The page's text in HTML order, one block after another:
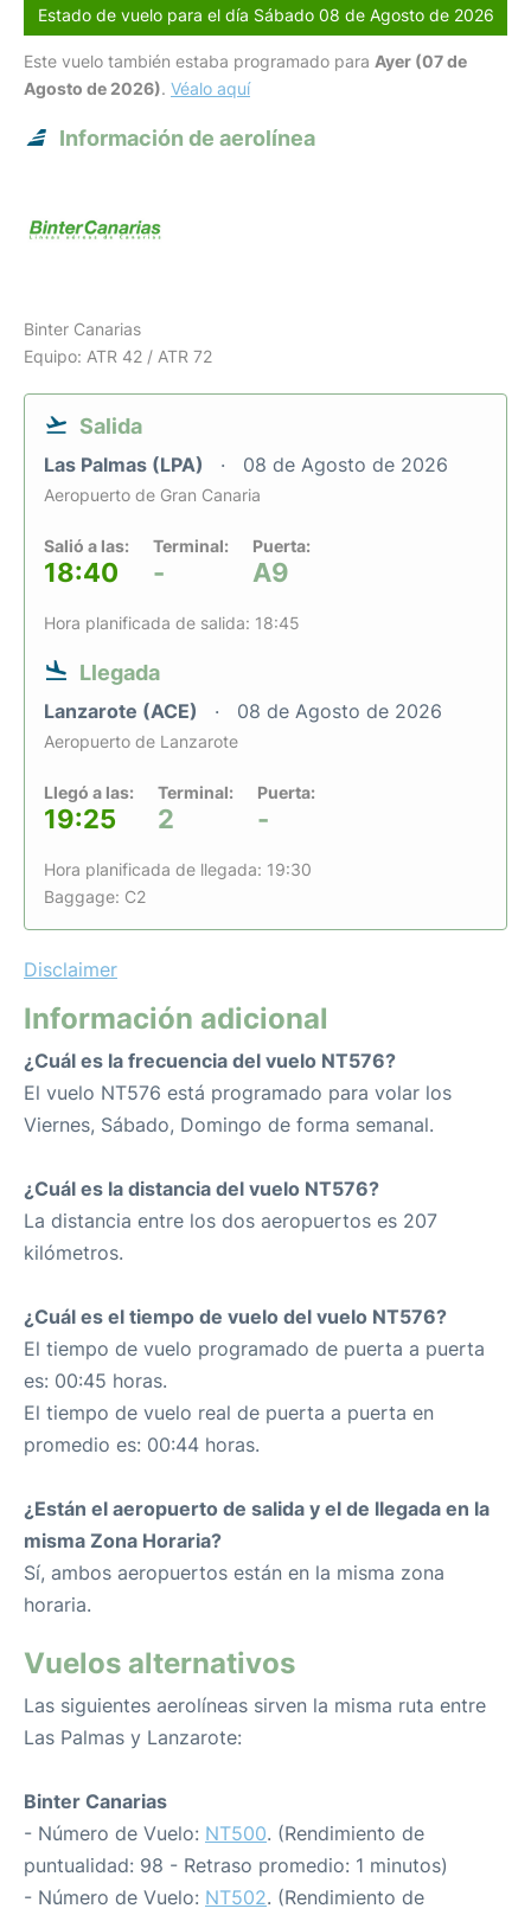
Estado de vuelo para el día Sábado 08 de Agosto de 2026
Este vuelo también estaba programado para Ayer (07 de
Agosto de 2026). Véalo aquí
Información de aerolínea
Binter Canarias
Equipo: ATR 42 / ATR 72
Salida
Las Palmas (LPA) 08 de Agosto de 2026
Aeropuerto de Gran Canaria
Salió a las:
18:40
Terminal:
-
Puerta:
A9
Hora planificada de salida: 18:45
Llegada
Lanzarote (ACE) 08 de Agosto de 2026
Aeropuerto de Lanzarote
Llegó a las:
19:25
Terminal:
2
Puerta:
-
Hora planificada de llegada: 19:30
Baggage: C2
Disclaimer
Información adicional
¿Cuál es la frecuencia del vuelo NT576?
El vuelo NT576 está programado para volar los
Viernes, Sábado, Domingo de forma semanal.
¿Cuál es la distancia del vuelo NT576?
La distancia entre los dos aeropuertos es 207
kilómetros.
¿Cuál es el tiempo de vuelo del vuelo NT576?
El tiempo de vuelo programado de puerta a puerta
es: 00:45 horas.
El tiempo de vuelo real de puerta a puerta en
promedio es: 00:44 horas.
¿Están el aeropuerto de salida y el de llegada en la
misma Zona Horaria?
Sí, ambos aeropuertos están en la misma zona
horaria.
Vuelos alternativos
Las siguientes aerolíneas sirven la misma ruta entre
Las Palmas y Lanzarote:
Binter Canarias
- Número de Vuelo: NT500. (Rendimiento de
puntualidad: 98 - Retraso promedio: 1 minutos)
- Número de Vuelo: NT502. (Rendimiento de